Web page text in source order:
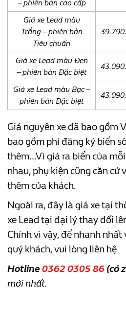
– phiên bản cao cấp
Giá xe Lead màu
Trắng – phiên bản
Tiêu chuẩn
Giá xe Lead màu Đen
– phiên bản Đặc biệt
Giá xe Lead màu Bạc –
phiên bản Đặc biệt
Giá nguyên xe đã bao gồm
bao gồm phí đăng ký biển
thêm…Vì giá ra biển của
nhau, phụ kiện cũng căn cứ
thêm của khách.
Ngoài ra, đây là giá xe tại
xe Lead tại đại lý thay đổi
Chính vì vậy, để nhanh
quý khách, vui lòng liên hệ
Hotline 0362 0305 86 (có
mới nhất.